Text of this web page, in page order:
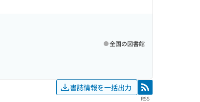
全国の図書館
書誌情報を一括出力 RSS
RSS